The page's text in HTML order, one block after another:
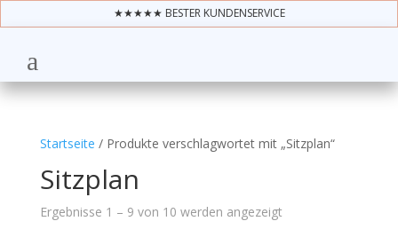
★★★★★ BESTER KUNDENSERVICE
Startseite / Produkte verschlagwortet mit „Sitzplan“
Sitzplan
Ergebnisse 1 – 9 von 10 werden angezeigt